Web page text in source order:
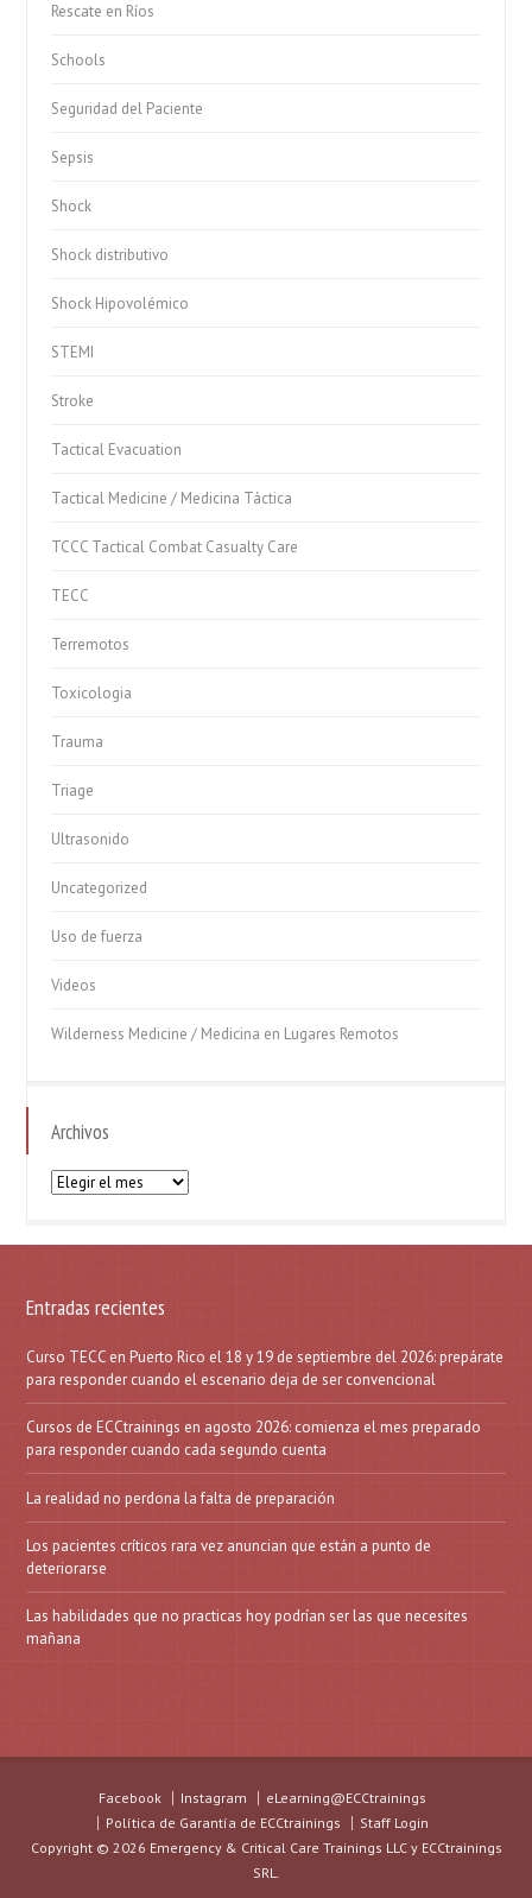
Rescate en Ríos
Schools
Seguridad del Paciente
Sepsis
Shock
Shock distributivo
Shock Hipovolémico
STEMI
Stroke
Tactical Evacuation
Tactical Medicine / Medicina Táctica
TCCC Tactical Combat Casualty Care
TECC
Terremotos
Toxicologia
Trauma
Triage
Ultrasonido
Uncategorized
Uso de fuerza
Videos
Wilderness Medicine / Medicina en Lugares Remotos
Archivos
Archivos
Entradas recientes
Curso TECC en Puerto Rico el 18 y 19 de septiembre del 2026: prepárate
para responder cuando el escenario deja de ser convencional
Cursos de ECCtrainings en agosto 2026: comienza el mes preparado
para responder cuando cada segundo cuenta
La realidad no perdona la falta de preparación
Los pacientes críticos rara vez anuncian que están a punto de
deteriorarse
Las habilidades que no practicas hoy podrían ser las que necesites
mañana
Facebook Instagram
eLearning@ECCtrainings
Política de Garantía de ECCtrainings
Staff Login
Copyright © 2026 Emergency & Critical Care Trainings LLC y ECCtrainings
SRL.